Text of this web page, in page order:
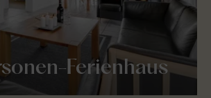
Ferienhaus